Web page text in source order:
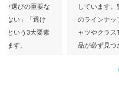
ツ選びの重要な
ない」「透け
という3大要素
ます。
しています
のラインナッ
ャツやクラス
品が必ず見つ